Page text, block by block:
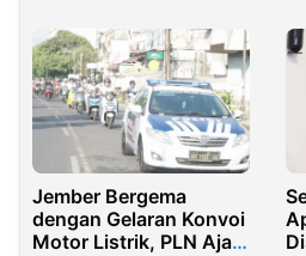
Jember Bergema
dengan Gelaran Konvoi
Motor Listrik, PLN Ajak